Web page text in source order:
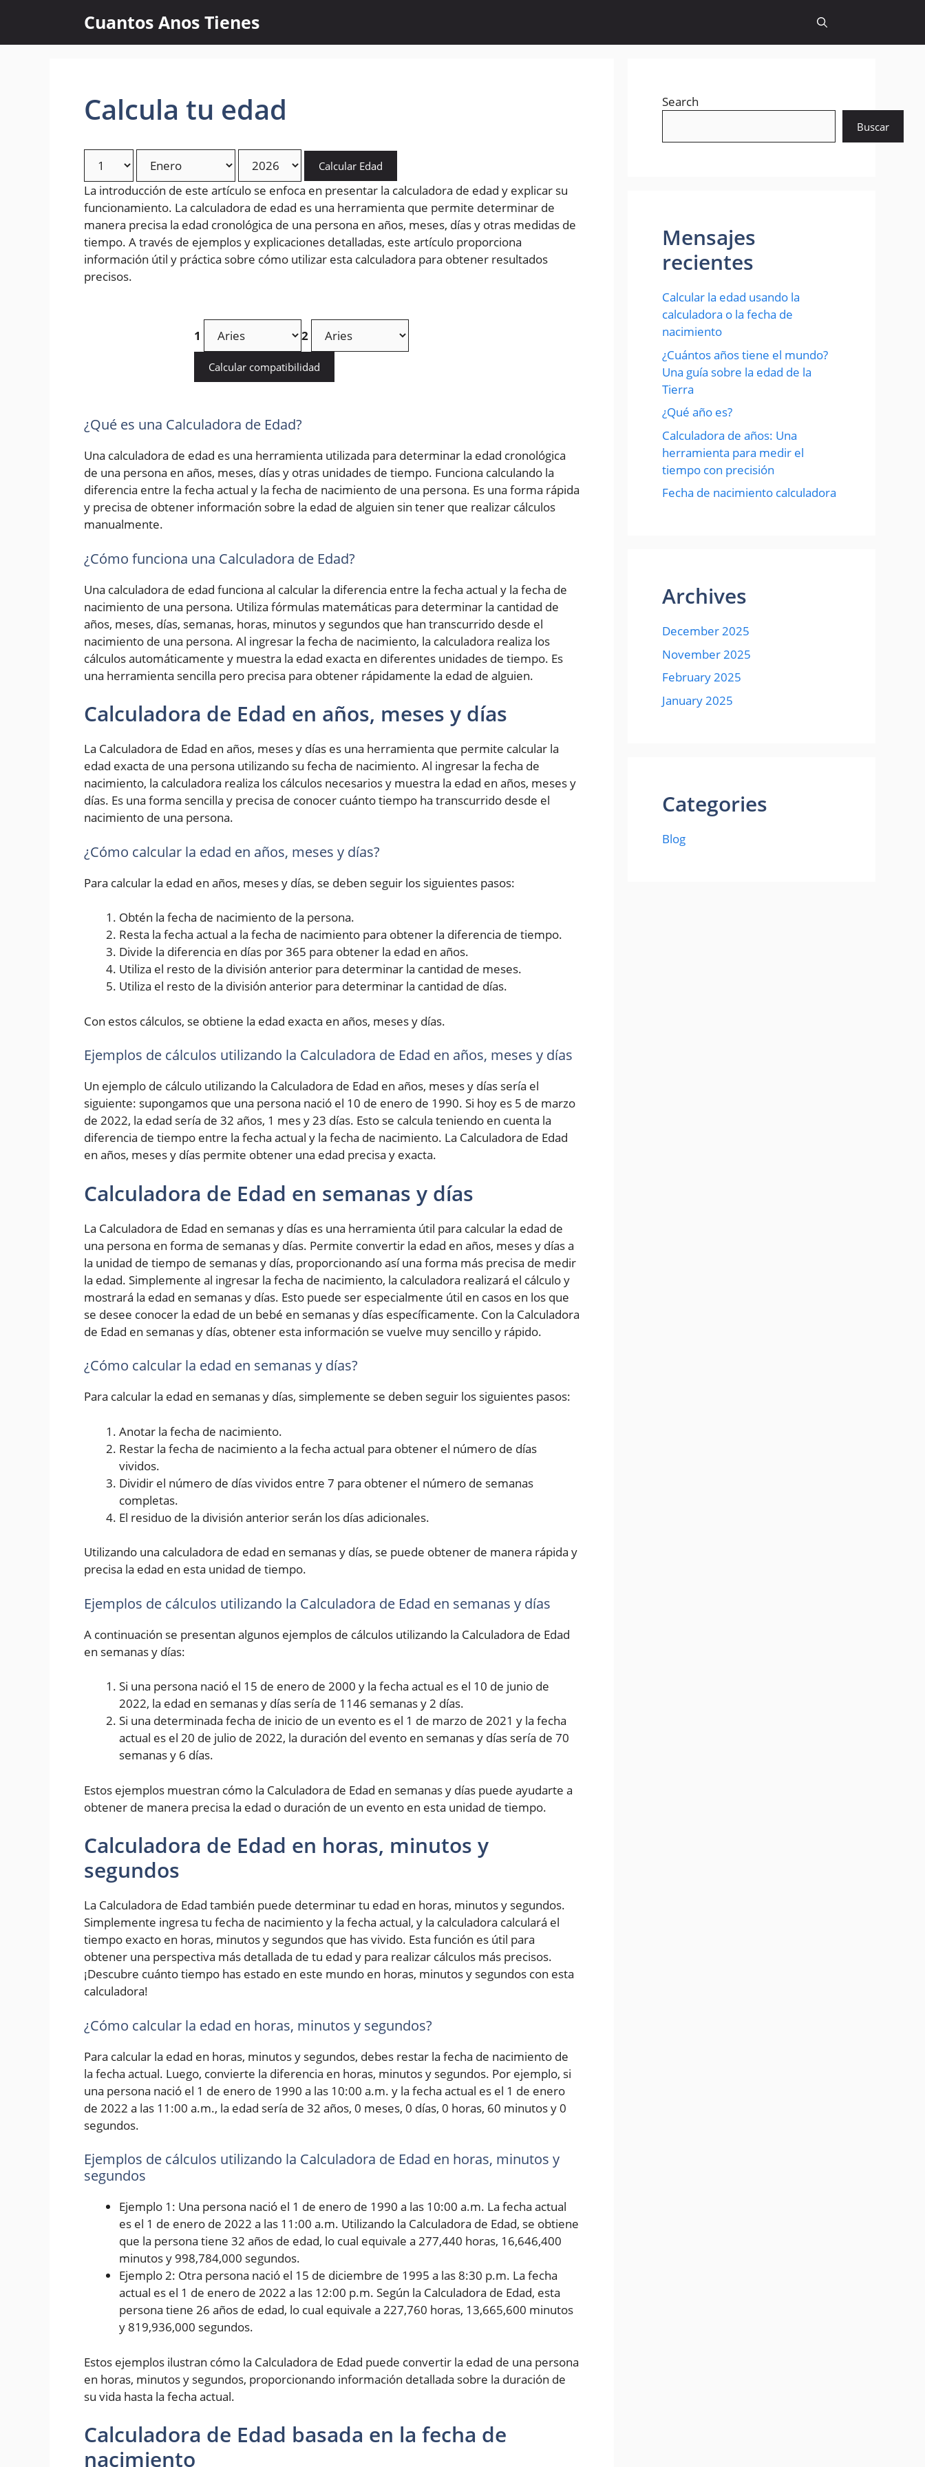
content
Cuantos Anos Tienes
Calcula tu edad
Calcular Edad
La introducción de este artículo se enfoca en presentar la calculadora de edad y explicar su
funcionamiento. La calculadora de edad es una herramienta que permite determinar de
manera precisa la edad cronológica de una persona en años, meses, días y otras medidas de
tiempo. A través de ejemplos y explicaciones detalladas, este artículo proporciona
información útil y práctica sobre cómo utilizar esta calculadora para obtener resultados
precisos.
1 2
Calcular compatibilidad
¿Qué es una Calculadora de Edad?
Una calculadora de edad es una herramienta utilizada para determinar la edad cronológica
de una persona en años, meses, días y otras unidades de tiempo. Funciona calculando la
diferencia entre la fecha actual y la fecha de nacimiento de una persona. Es una forma rápida
y precisa de obtener información sobre la edad de alguien sin tener que realizar cálculos
manualmente.
¿Cómo funciona una Calculadora de Edad?
Una calculadora de edad funciona al calcular la diferencia entre la fecha actual y la fecha de
nacimiento de una persona. Utiliza fórmulas matemáticas para determinar la cantidad de
años, meses, días, semanas, horas, minutos y segundos que han transcurrido desde el
nacimiento de una persona. Al ingresar la fecha de nacimiento, la calculadora realiza los
cálculos automáticamente y muestra la edad exacta en diferentes unidades de tiempo. Es
una herramienta sencilla pero precisa para obtener rápidamente la edad de alguien.
Calculadora de Edad en años, meses y días
La Calculadora de Edad en años, meses y días es una herramienta que permite calcular la
edad exacta de una persona utilizando su fecha de nacimiento. Al ingresar la fecha de
nacimiento, la calculadora realiza los cálculos necesarios y muestra la edad en años, meses y
días. Es una forma sencilla y precisa de conocer cuánto tiempo ha transcurrido desde el
nacimiento de una persona.
¿Cómo calcular la edad en años, meses y días?
Para calcular la edad en años, meses y días, se deben seguir los siguientes pasos:
Obtén la fecha de nacimiento de la persona.
Resta la fecha actual a la fecha de nacimiento para obtener la diferencia de tiempo.
Divide la diferencia en días por 365 para obtener la edad en años.
Utiliza el resto de la división anterior para determinar la cantidad de meses.
Utiliza el resto de la división anterior para determinar la cantidad de días.
Con estos cálculos, se obtiene la edad exacta en años, meses y días.
Ejemplos de cálculos utilizando la Calculadora de Edad en años, meses y días
Un ejemplo de cálculo utilizando la Calculadora de Edad en años, meses y días sería el
siguiente: supongamos que una persona nació el 10 de enero de 1990. Si hoy es 5 de marzo
de 2022, la edad sería de 32 años, 1 mes y 23 días. Esto se calcula teniendo en cuenta la
diferencia de tiempo entre la fecha actual y la fecha de nacimiento. La Calculadora de Edad
en años, meses y días permite obtener una edad precisa y exacta.
Calculadora de Edad en semanas y días
La Calculadora de Edad en semanas y días es una herramienta útil para calcular la edad de
una persona en forma de semanas y días. Permite convertir la edad en años, meses y días a
la unidad de tiempo de semanas y días, proporcionando así una forma más precisa de medir
la edad. Simplemente al ingresar la fecha de nacimiento, la calculadora realizará el cálculo y
mostrará la edad en semanas y días. Esto puede ser especialmente útil en casos en los que
se desee conocer la edad de un bebé en semanas y días específicamente. Con la Calculadora
de Edad en semanas y días, obtener esta información se vuelve muy sencillo y rápido.
¿Cómo calcular la edad en semanas y días?
Para calcular la edad en semanas y días, simplemente se deben seguir los siguientes pasos:
Anotar la fecha de nacimiento.
Restar la fecha de nacimiento a la fecha actual para obtener el número de días
vividos.
Dividir el número de días vividos entre 7 para obtener el número de semanas
completas.
El residuo de la división anterior serán los días adicionales.
Utilizando una calculadora de edad en semanas y días, se puede obtener de manera rápida y
precisa la edad en esta unidad de tiempo.
Ejemplos de cálculos utilizando la Calculadora de Edad en semanas y días
A continuación se presentan algunos ejemplos de cálculos utilizando la Calculadora de Edad
en semanas y días:
Si una persona nació el 15 de enero de 2000 y la fecha actual es el 10 de junio de
2022, la edad en semanas y días sería de 1146 semanas y 2 días.
Si una determinada fecha de inicio de un evento es el 1 de marzo de 2021 y la fecha
actual es el 20 de julio de 2022, la duración del evento en semanas y días sería de 70
semanas y 6 días.
Estos ejemplos muestran cómo la Calculadora de Edad en semanas y días puede ayudarte a
obtener de manera precisa la edad o duración de un evento en esta unidad de tiempo.
Calculadora de Edad en horas, minutos y
segundos
La Calculadora de Edad también puede determinar tu edad en horas, minutos y segundos.
Simplemente ingresa tu fecha de nacimiento y la fecha actual, y la calculadora calculará el
tiempo exacto en horas, minutos y segundos que has vivido. Esta función es útil para
obtener una perspectiva más detallada de tu edad y para realizar cálculos más precisos.
¡Descubre cuánto tiempo has estado en este mundo en horas, minutos y segundos con esta
calculadora!
¿Cómo calcular la edad en horas, minutos y segundos?
Para calcular la edad en horas, minutos y segundos, debes restar la fecha de nacimiento de
la fecha actual. Luego, convierte la diferencia en horas, minutos y segundos. Por ejemplo, si
una persona nació el 1 de enero de 1990 a las 10:00 a.m. y la fecha actual es el 1 de enero
de 2022 a las 11:00 a.m., la edad sería de 32 años, 0 meses, 0 días, 0 horas, 60 minutos y 0
segundos.
Ejemplos de cálculos utilizando la Calculadora de Edad en horas, minutos y
segundos
Ejemplo 1: Una persona nació el 1 de enero de 1990 a las 10:00 a.m. La fecha actual
es el 1 de enero de 2022 a las 11:00 a.m. Utilizando la Calculadora de Edad, se obtiene
que la persona tiene 32 años de edad, lo cual equivale a 277,440 horas, 16,646,400
minutos y 998,784,000 segundos.
Ejemplo 2: Otra persona nació el 15 de diciembre de 1995 a las 8:30 p.m. La fecha
actual es el 1 de enero de 2022 a las 12:00 p.m. Según la Calculadora de Edad, esta
persona tiene 26 años de edad, lo cual equivale a 227,760 horas, 13,665,600 minutos
y 819,936,000 segundos.
Estos ejemplos ilustran cómo la Calculadora de Edad puede convertir la edad de una persona
en horas, minutos y segundos, proporcionando información detallada sobre la duración de
su vida hasta la fecha actual.
Calculadora de Edad basada en la fecha de
nacimiento
Search
Buscar
Mensajes
recientes
Calcular la edad usando la
calculadora o la fecha de
nacimiento
¿Cuántos años tiene el mundo?
Una guía sobre la edad de la
Tierra
¿Qué año es?
Calculadora de años: Una
herramienta para medir el
tiempo con precisión
Fecha de nacimiento calculadora
Archives
December 2025
November 2025
February 2025
January 2025
Categories
Blog